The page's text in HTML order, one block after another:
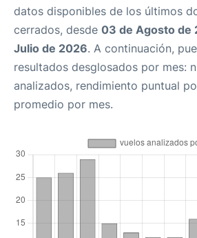
datos disponibles de los últimos
cerrados, desde 03 de Agosto de
Julio de 2026. A continuación,
resultados desglosados por mes:
analizados, rendimiento puntual
promedio por mes.